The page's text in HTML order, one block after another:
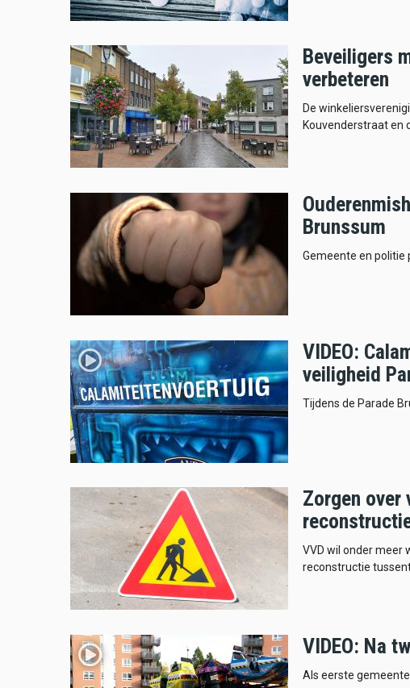
Beveiligers
verbeteren
De
Kouvenderstraat en
Brunssum
Gemeente en politie
VIDEO:
veiligheid
Tijdens de Parade
Zorgen over
VVD wil onder meer
reconstructie
VIDEO: Na
Als eerste